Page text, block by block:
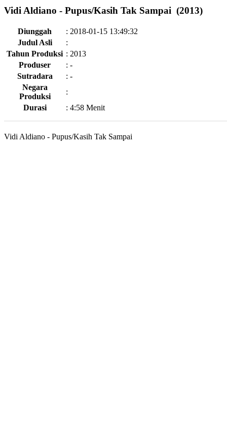
Vidi Aldiano - Pupus/Kasih Tak Sampai (2013)
Diunggah : 2018-01-15 13:49:32
Judul Asli
:
Tahun Produksi : 2013
Produser
: -
Sutradara
: -
Negara
Produksi
:
Durasi
: 4:58 Menit
Vidi Aldiano - Pupus/Kasih Tak Sampai